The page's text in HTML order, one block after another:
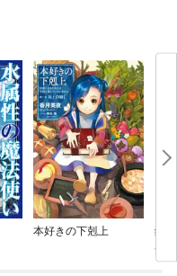
本好きの下剋上
鍛
界